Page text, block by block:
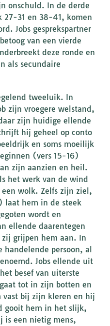
onschuld. In de derde
27-31 en 38-41, komen
Jobs gesprekspartner
van een vierde
deze ronde en
als secundaire
tweeluik. In
zijn vroegere welstand,
zijn huidige ellende
hij geheel op conto
en soms moeilijk
(vers 15-16)
zijn aanzien en heil.
het werk van de wind
wolk. Zelfs zijn ziel,
laat hem in de steek
wordt en
ellende daarentegen
grijpen hem aan. In
handelende persoon, al
Jobs ellende uit
besef van uiterste
tot in zijn botten en
vast bij zijn kleren en hij
gooit hem in het slijk,
is een nietig mens,